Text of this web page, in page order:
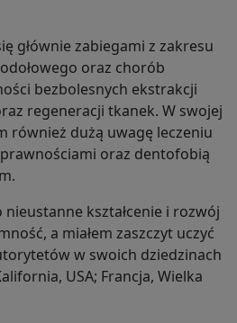
głównie zabiegami z zakresu
oraz chorób
bezbolesnych ekstrakcji
regeneracji tkanek. W swojej
również dużą uwagę leczeniu
oraz dentofobią
kształcenie i rozwój
a miałem zaszczyt uczyć
w swoich dziedzinach
USA; Francja, Wielka